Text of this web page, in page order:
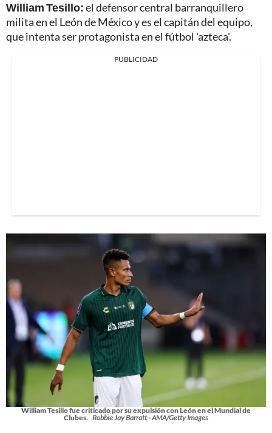
William Tesillo:el defensor central barranquillero
milita en el León de México y es el capitán del equipo,
que intenta ser protagonista en el fútbol 'azteca'.
PUBLICIDAD
William Tesillo fue criticado por su expulsión con León en el Mundial de
Clubes. Robbie Jay Barratt - AMA/Getty Images